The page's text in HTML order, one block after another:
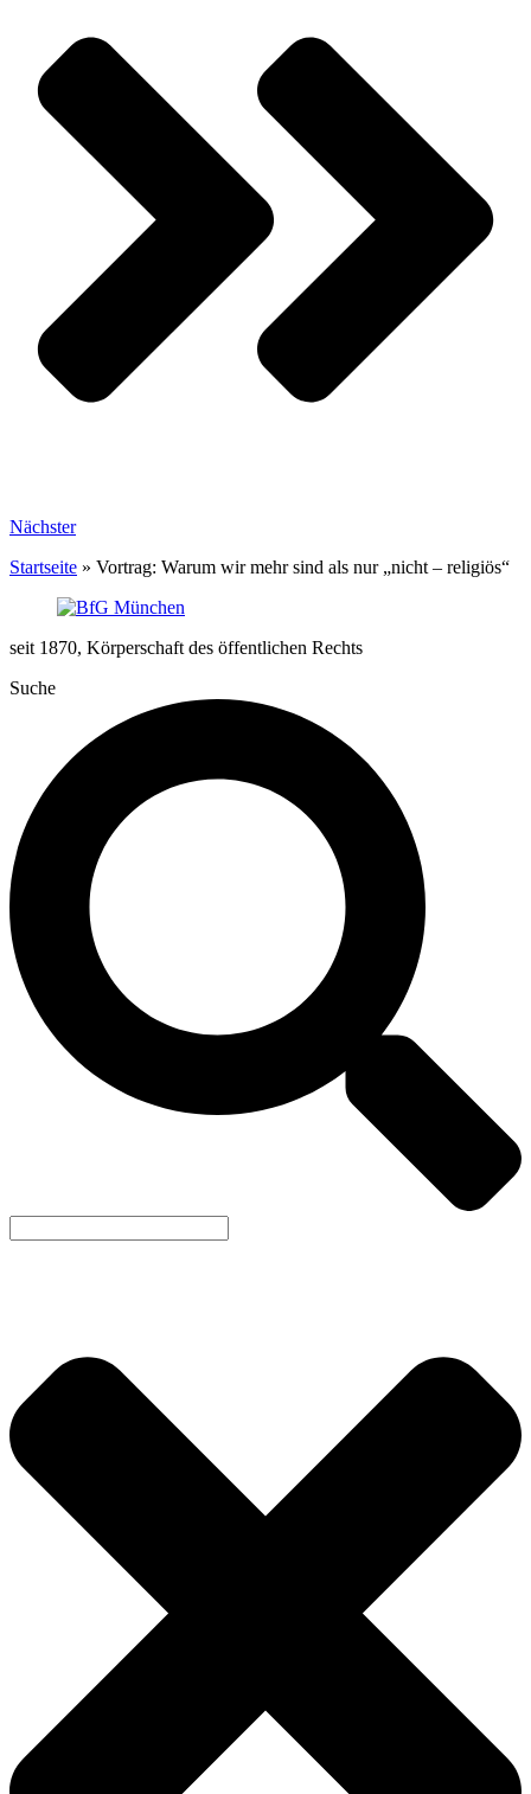
Nächster
Startseite » Vortrag: Warum wir mehr sind als nur „nicht – religiös“
seit 1870, Körperschaft des öffentlichen Rechts
Suche